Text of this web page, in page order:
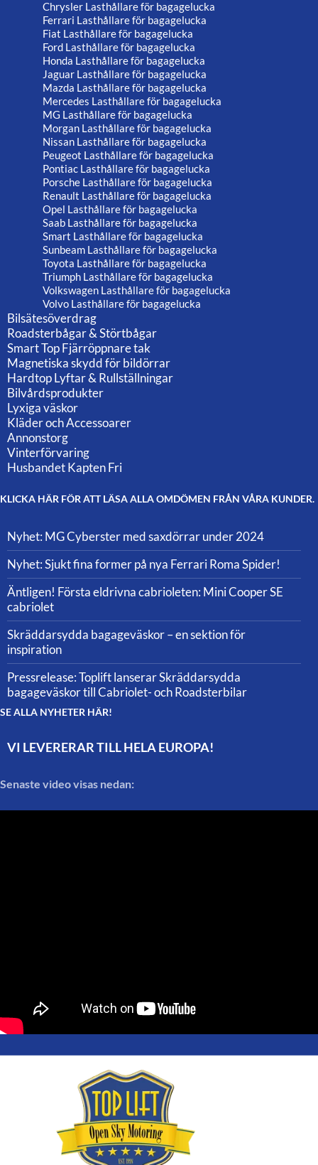
Chrysler Lasthållare för bagagelucka
Ferrari Lasthållare för bagagelucka
Fiat Lasthållare för bagagelucka
Ford Lasthållare för bagagelucka
Honda Lasthållare för bagagelucka
Jaguar Lasthållare för bagagelucka
Mazda Lasthållare för bagagelucka
Mercedes Lasthållare för bagagelucka
MG Lasthållare för bagagelucka
Morgan Lasthållare för bagagelucka
Nissan Lasthållare för bagagelucka
Peugeot Lasthållare för bagagelucka
Pontiac Lasthållare för bagagelucka
Porsche Lasthållare för bagagelucka
Renault Lasthållare för bagagelucka
Opel Lasthållare för bagagelucka
Saab Lasthållare för bagagelucka
Smart Lasthållare för bagagelucka
Sunbeam Lasthållare för bagagelucka
Toyota Lasthållare för bagagelucka
Triumph Lasthållare för bagagelucka
Volkswagen Lasthållare för bagagelucka
Volvo Lasthållare för bagagelucka
Bilsätesöverdrag
Roadsterbågar & Störtbågar
Smart Top Fjärröppnare tak
Magnetiska skydd för bildörrar
Hardtop Lyftar & Rullställningar
Bilvårdsprodukter
Lyxiga väskor
Kläder och Accessoarer
Annonstorg
Vinterförvaring
Husbandet Kapten Fri
KLICKA HÄR FÖR ATT LÄSA ALLA OMDÖMEN FRÅN VÅRA KUNDER.
Nyhet: MG Cyberster med saxdörrar under 2024
Nyhet: Sjukt fina former på nya Ferrari Roma Spider!
Äntligen! Första eldrivna cabrioleten: Mini Cooper SE
cabriolet
Skräddarsydda bagageväskor – en sektion för
inspiration
Pressrelease: Toplift lanserar Skräddarsydda
bagageväskor till Cabriolet- och Roadsterbilar
SE ALLA NYHETER HÄR!
VI LEVERERAR TILL HELA EUROPA!
Senaste video visas nedan: